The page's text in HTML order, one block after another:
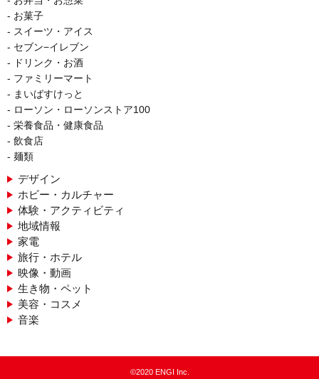
お菓子
スイーツ・アイス
セブン−イレブン
ドリンク・お酒
ファミリーマート
まいばすけっと
ローソン・ローソンストア100
栄養食品・健康食品
飲食店
麺類
デザイン
ホビー・カルチャー
体験・アクティビティ
地域情報
家電
旅行・ホテル
映像・動画
生き物・ペット
美容・コスメ
音楽
©2020 ENGI Inc.